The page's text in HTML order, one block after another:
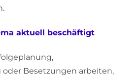
aktuell beschäftigt
Besetzungen arbeiten,